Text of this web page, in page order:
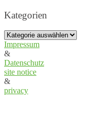
Kategorien
Kategorien
Impressum
&
Datenschutz
site notice
&
privacy